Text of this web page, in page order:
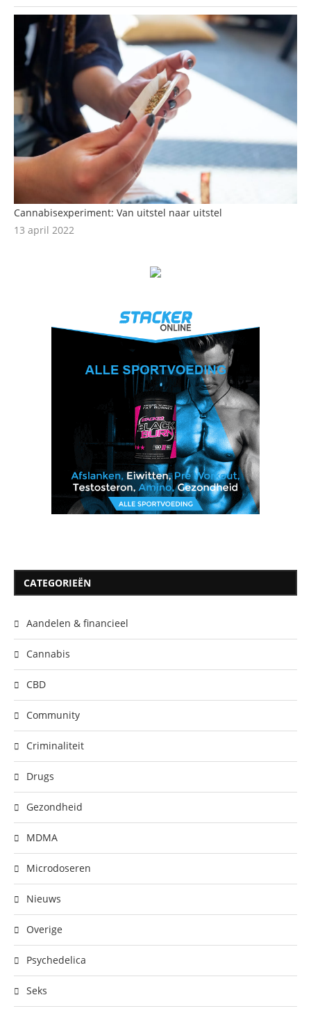
Cannabisexperiment: Van uitstel naar uitstel
13 april 2022
CATEGORIEËN
Aandelen & financieel
Cannabis
CBD
Community
Criminaliteit
Drugs
Gezondheid
MDMA
Microdoseren
Nieuws
Overige
Psychedelica
Seks